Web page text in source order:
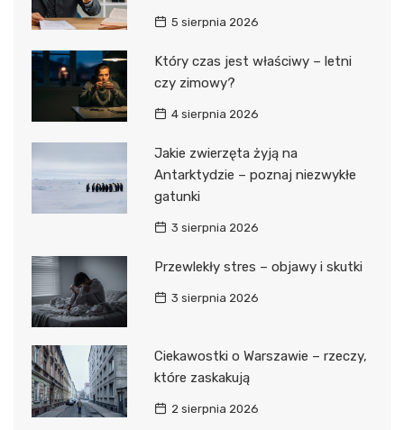
5 sierpnia 2026
Który czas jest właściwy – letni
czy zimowy?
4 sierpnia 2026
Jakie zwierzęta żyją na
Antarktydzie – poznaj niezwykłe
gatunki
3 sierpnia 2026
Przewlekły stres – objawy i skutki
3 sierpnia 2026
Ciekawostki o Warszawie – rzeczy,
które zaskakują
2 sierpnia 2026